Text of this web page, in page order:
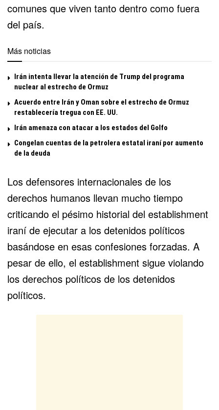
comunes que viven tanto dentro como fuera
del país.
Más noticias
Irán intenta llevar la atención de Trump del programa
nuclear al estrecho de Ormuz
Acuerdo entre Irán y Oman sobre el estrecho de Ormuz
restablecería tregua con EE. UU.
Irán amenaza con atacar a los estados del Golfo
Congelan cuentas de la petrolera estatal iraní por aumento
de la deuda
Los defensores internacionales de los
derechos humanos llevan mucho tiempo
criticando el pésimo historial del establishment
iraní de ejecutar a los detenidos políticos
basándose en esas confesiones forzadas. A
pesar de ello, el establishment sigue violando
los derechos políticos de los detenidos
políticos.